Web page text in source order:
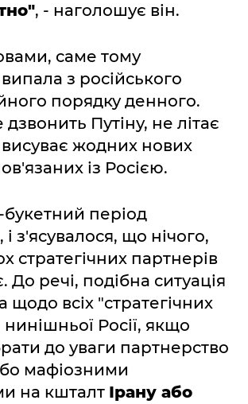
, - наголошує він.
саме тому
з російського
порядку денного.
Путіну, не літає
висуває жодних нових
із Росією.
період
і з'ясувалося, що нічого,
стратегічних партнерів
До речі, подібна ситуація
щодо всіх "стратегічних
Росії, якщо
до уваги партнерство
мафіозними
на кшталт Ірану або